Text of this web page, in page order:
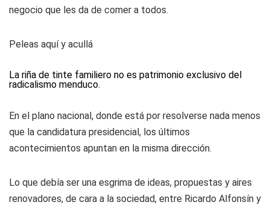
negocio que les da de comer a todos.
Peleas aquí y acullá
La riña de tinte familiero no es patrimonio exclusivo del
radicalismo menduco.
En el plano nacional, donde está por resolverse nada menos
que la candidatura presidencial, los últimos
acontecimientos apuntan en la misma dirección.
Lo que debía ser una esgrima de ideas, propuestas y aires
renovadores, de cara a la sociedad, entre Ricardo Alfonsín y